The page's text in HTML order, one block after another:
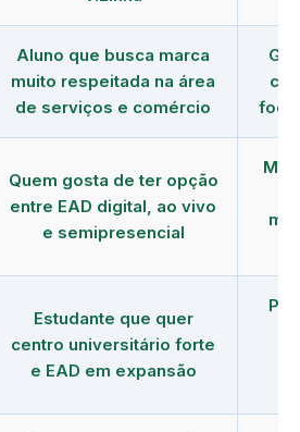
Aluno que busca marca
muito respeitada na área
de serviços e comércio
foco
Quem gosta de ter opção
entre EAD digital, ao vivo
e semipresencial
Estudante que quer
centro universitário forte
e EAD em expansão